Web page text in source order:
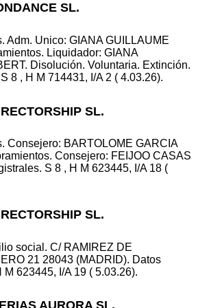
SL.
Adm. Unico: GIANA GUILLAUME
Liquidador: GIANA
Disolución. Voluntaria. Extinción.
8 , H M 714431, I/A 2 ( 4.03.26).
SL.
Consejero: BARTOLOME GARCIA
Consejero: FEIJOO CASAS
S 8 , H M 623445, I/A 18 (
SL.
social. C/ RAMIREZ DE
21 28043 (MADRID). Datos
M 623445, I/A 19 ( 5.03.26).